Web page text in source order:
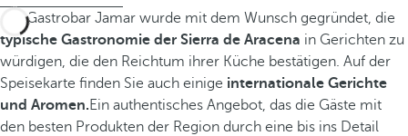
Die Gastrobar Jamar wurde mit dem Wunsch gegründet, die
typische Gastronomie der Sierra de Aracena in Gerichten zu
würdigen, die den Reichtum ihrer Küche bestätigen. Auf der
Speisekarte finden Sie auch einige internationale Gerichte
und Aromen.Ein authentisches Angebot, das die Gäste mit
den besten Produkten der Region durch eine bis ins Detail